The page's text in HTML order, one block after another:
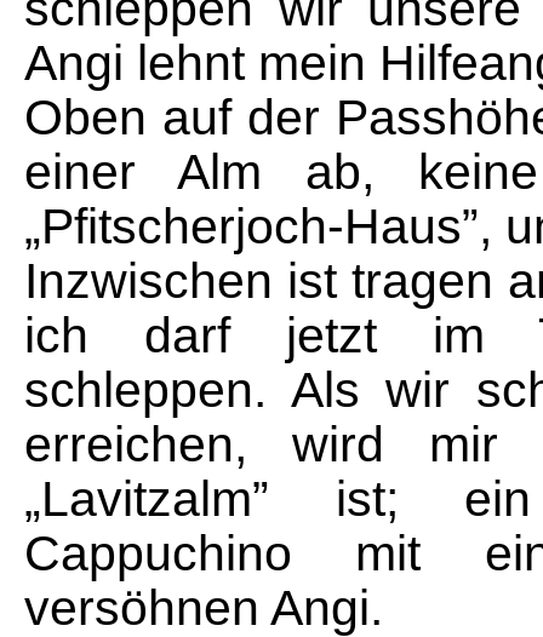
Angi lehnt mein
Oben auf der
einer Alm ab,
„Pfitscherjoch-Haus”,
Inzwischen ist tragen
ich darf jetzt im
schleppen. Als wir
erreichen, wird
„Lavitzalm” ist;
Cappuchino mit
versöhnen Angi.